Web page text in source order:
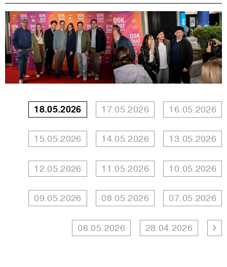
18.05.2026 17.05.2026 16.05.2026
15.05.2026 14.05.2026 13.05.2026
12.05.2026 11.05.2026 10.05.2026
09.05.2026 08.05.2026 07.05.2026
06.05.2026 28.04.2026